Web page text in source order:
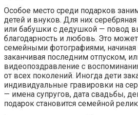
Особое место среди подарков
детей и внуков. Для них
или бабушки с дедушкой — повод
благодарность и любовь. Это
семейными фотографиями,
заканчивая последним отпуском,
видеопоздравление с
от всех поколений. Иногда дети
индивидуальные гравировки на
— имена супругов, дата свадьбы,
подарок становится семейной